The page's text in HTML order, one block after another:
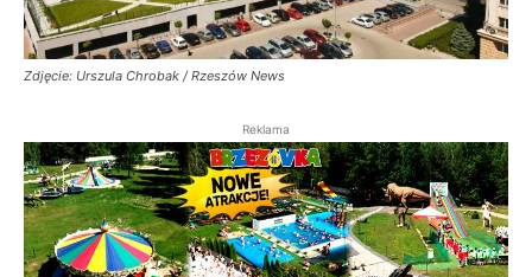
Zdjęcie: Urszula Chrobak / Rzeszów News
Reklama